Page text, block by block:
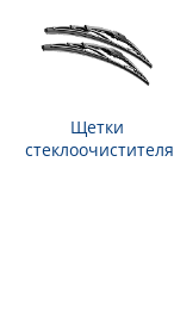
Щетки
стеклоочистителя